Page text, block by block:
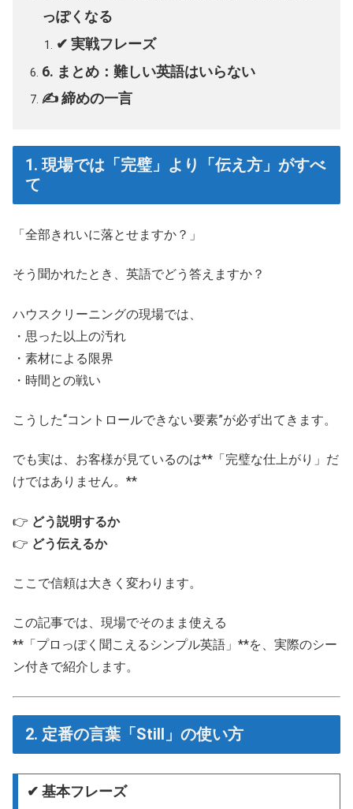
っぽくなる
✔ 実戦フレーズ
6. まとめ：難しい英語はいらない
✍️ 締めの一言
1. 現場では「完璧」より「伝え方」がすべ
て
「全部きれいに落とせますか？」
そう聞かれたとき、英語でどう答えますか？
ハウスクリーニングの現場では、
・思った以上の汚れ
・素材による限界
・時間との戦い
こうした“コントロールできない要素”が必ず出てきます。
でも実は、お客様が見ているのは**「完璧な仕上がり」だ
けではありません。**
👉 どう説明するか
👉 どう伝えるか
ここで信頼は大きく変わります。
この記事では、現場でそのまま使える
**「プロっぽく聞こえるシンプル英語」**を、実際のシー
ン付きで紹介します。
2. 定番の言葉「Still」の使い方
✔ 基本フレーズ